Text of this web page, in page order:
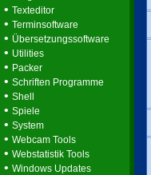
• Texteditor
• Terminsoftware
• Übersetzungssoftware
• Utilities
• Packer
• Schriften Programme
• Shell
• Spiele
• System
• Webcam Tools
• Webstatistik Tools
• Windows Updates